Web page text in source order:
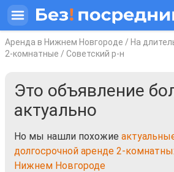
Аренда в Нижнем Новгороде / На
2-комнатные / Советский р-н
Это объявление
актуально
Но мы нашли похожие
долгосрочной аренде 2-
Нижнем Новгороде